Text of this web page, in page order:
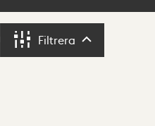
Filtrera Filtrera